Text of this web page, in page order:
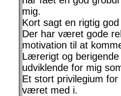
mig.
Kort sagt en rigtig
Der har været gode
motivation til at
Lærerigt og
udviklende for mig
Et stort privilegium
været med i.